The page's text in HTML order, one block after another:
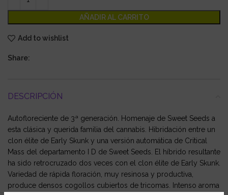
AÑADIR AL CARRITO
Add to wishlist
Share:
DESCRIPCIÓN
Autofloreciente de 3ª generación. Homenaje de Sweet Seeds a
esta clásica y querida familia del cannabis. Hibridación entre un
clon élite de Early Skunk y una versión automática de Critical
Mass del departamento I D de Sweet Seeds. El híbrido resultante
ha sido retrocruzado dos veces con el clon élite de Early Skunk.
Variedad de rápida floración, muy resinosa y productiva,
produce densos cogollos cubiertos de tricomas. Intenso aroma